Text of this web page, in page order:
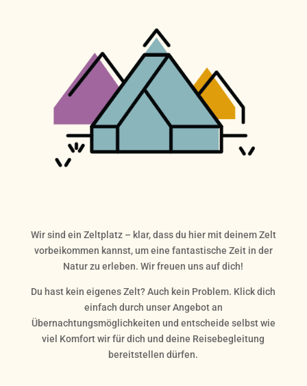
Wir sind ein Zeltplatz – klar, dass du hier mit deinem Zelt
vorbeikommen kannst, um eine fantastische Zeit in der
Natur zu erleben. Wir freuen uns auf dich!
Du hast kein eigenes Zelt? Auch kein Problem. Klick dich
einfach durch unser Angebot an
Übernachtungsmöglichkeiten und entscheide selbst wie
viel Komfort wir für dich und deine Reisebegleitung
bereitstellen dürfen.